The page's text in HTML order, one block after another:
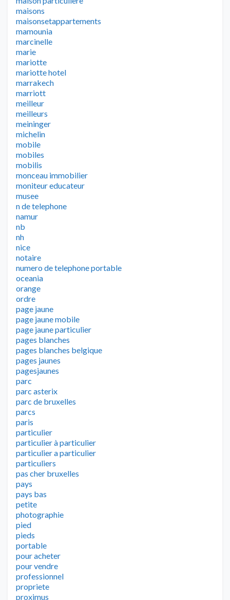
maisons
maisonsetappartements
mamounia
marcinelle
marie
mariotte
mariotte hotel
marrakech
marriott
meilleur
meilleurs
meininger
michelin
mobile
mobiles
mobilis
monceau immobilier
moniteur educateur
musee
n de telephone
namur
nb
nh
nice
notaire
numero de telephone portable
oceania
orange
ordre
page jaune
page jaune mobile
page jaune particulier
pages blanches
pages blanches belgique
pages jaunes
pagesjaunes
parc
parc asterix
parc de bruxelles
parcs
paris
particulier
particulier à particulier
particulier a particulier
particuliers
pas cher bruxelles
pays
pays bas
petite
photographie
pied
pieds
portable
pour acheter
pour vendre
professionnel
propriete
proximus